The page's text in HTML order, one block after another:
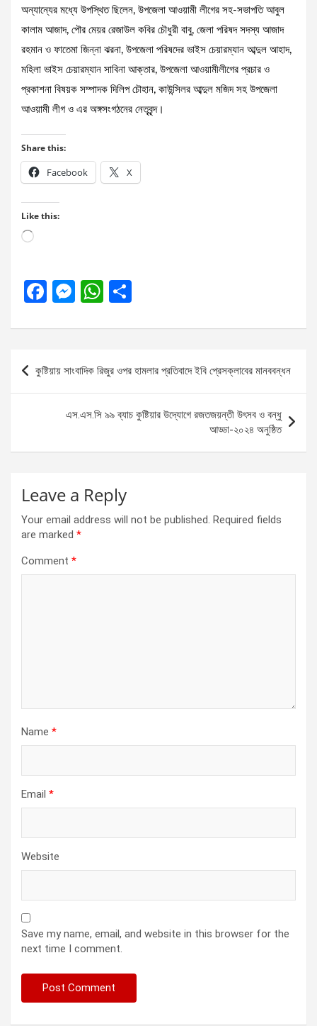
অন্যান্যের মধ্যে উপস্থিত ছিলেন, উপজেলা আওয়ামী লীগের সহ-সভাপতি আবুল
কালাম আজাদ, পৌর মেয়র রেজাউল কবির চৌধুরী বাবু, জেলা পরিষদ সদস্য আজাদ
রহমান ও ফাতেমা জিন্না ঝরনা, উপজেলা পরিষদের ভাইস চেয়ারম্যান আব্দুল আহাদ,
মহিলা ভাইস চেয়ারম্যান সাবিনা আক্তার, উপজেলা আওয়ামীলীগের প্রচার ও
প্রকাশনা বিষয়ক সম্পাদক দিলিপ চৌহান, কাউন্সিলর আব্দুল মজিদ সহ উপজেলা
আওয়ামী লীগ ও এর অঙ্গসংগঠনের নেতৃবৃন্দ।
Share this:
Facebook X
Like this:
Loading…
F
ce
b
o
M
se
n
g
er
W
at
A
p
p
ar
Post
navigation
কুষ্টিয়ায় সাংবাদিক রিজুর ওপর হামলার প্রতিবাদে ইবি প্রেসক্লাবের মানববন্ধন
এস.এস.সি ৯৯ ব্যাচ কুষ্টিয়ার উদ্যোগে রজতজয়ন্তী উৎসব ও বন্ধু
আড্ডা-২০২৪ অনুষ্ঠিত
Leave a Reply
Your email address will not be published. Required fields
are marked *
Comment *
Name *
Email *
Website
Save my name, email, and website in this browser for the
next time I comment.